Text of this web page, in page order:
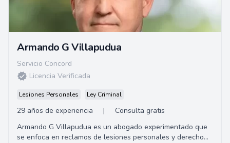
Armando G Villapudua
Servicio Concord
Licencia Verificada
Lesiones Personales Ley Criminal
29 años de experiencia |
Consulta gratis
Armando G Villapudua es un abogado experimentado que
se enfoca en reclamos de lesiones personales y derecho